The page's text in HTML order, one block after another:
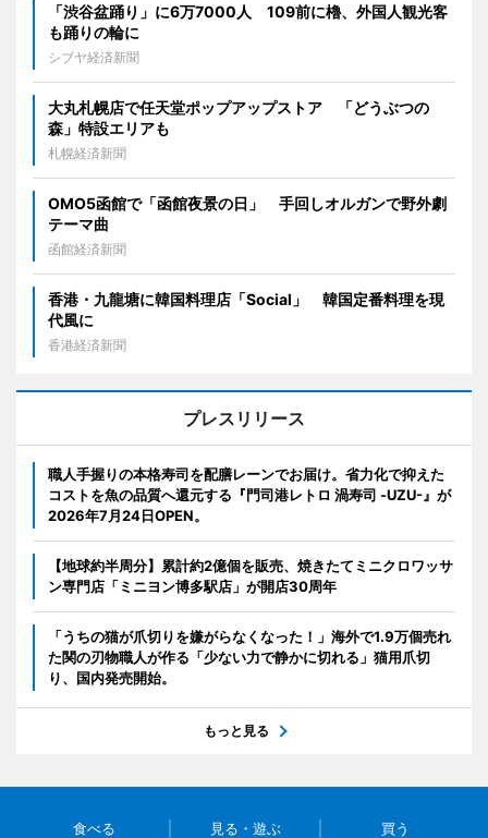
「渋谷盆踊り」に6万7000人 109前に櫓、外国人観光客
も踊りの輪に
シブヤ経済新聞
大丸札幌店で任天堂ポップアップストア 「どうぶつの
森」特設エリアも
札幌経済新聞
OMO5函館で「函館夜景の日」 手回しオルガンで野外劇
テーマ曲
函館経済新聞
香港・九龍塘に韓国料理店「Social」 韓国定番料理を現
代風に
香港経済新聞
プレスリリース
職人手握りの本格寿司を配膳レーンでお届け。省力化で抑えた
コストを魚の品質へ還元する『門司港レトロ 渦寿司 -UZU-』が
2026年7月24日OPEN。
【地球約半周分】累計約2億個を販売、焼きたてミニクロワッサ
ン専門店「ミニヨン博多駅店」が開店30周年
「うちの猫が爪切りを嫌がらなくなった！」海外で1.9万個売れ
た関の刃物職人が作る「少ない力で静かに切れる」猫用爪切
り、国内発売開始。
もっと見る
食べる 見る・遊ぶ 買う